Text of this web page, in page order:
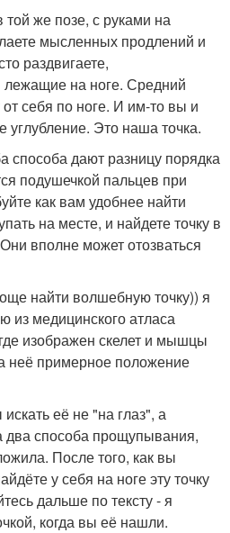
той же позе, с руками на
мысленных продлений и
раздвигаете,
на ноге. Средний
себя по ноге. И им-то вы и
Это наша точка.
способа дают разницу порядка
подушечкой пальцев при
как вам удобнее найти
на месте, и найдете точку в
вполне может отозваться
найти волшебную точку)) я
из медицинского атласа
изображен скелет и мышцы
неё примерное положение
её не "на глаз", а
два способа прощупывания,
После того, как вы
у себя на ноге эту точку
дальше по тексту - я
когда вы её нашли.